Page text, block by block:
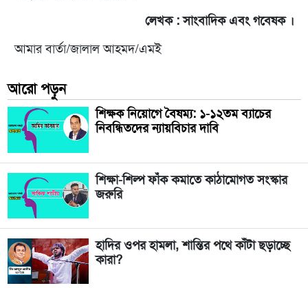
লেখক : সাংবাদিক এবং গবেষক ।
আমার বার্তা/জালাল আহমদ/এমই
আরো পড়ুন
শিক্ষক নিয়োগে বৈষম্য: ১-১২তম ব্যাচের
নিবন্ধিতদের ন্যায়বিচার দাবি
শিক্ষা-শিল্প ফাঁক কমাতে কাঠামোগত সংস্কার
জরুরি
হাদির ওপর হামলা, শান্তির পথে কাঁটা ছড়াচ্ছে
কারা?